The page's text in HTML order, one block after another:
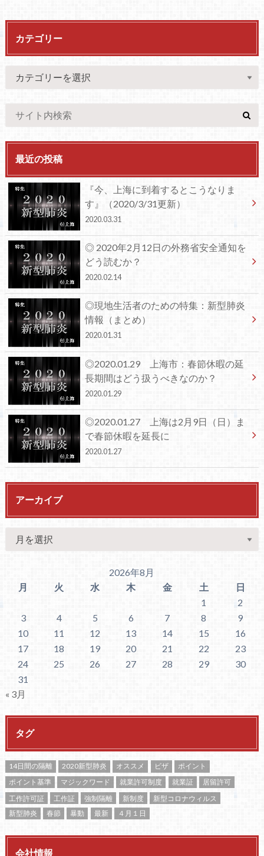
カテゴリー
最近の投稿
『今、上海に到着するとこうなりま
す』（2020/3/31更新）
2020.03.31
◎ 2020年2月12日の外務省安全通知を
どう読むか？
2020.02.14
◎現地生活者のための特集：新型肺炎
情報（まとめ）
2020.01.31
◎2020.01.29 上海市：春節休暇の延
長期間はどう扱うべきなのか？
2020.01.29
◎2020.01.27 上海は2月9日（日）ま
で春節休暇を延長に
2020.01.27
アーカイブ
2026年8月
月
火 水 木 金 土
日
1
2
3
4 5 6 7 8
9
10
11 12 13 14 15
16
17
18 19 20 21 22
23
24
25 26 27 28 29
30
31
« 3月
タグ
14日間の隔離 2020新型肺炎 オススメ ビザ
ポイント
ポイント基準
マジックワード 就業許可制度 就業証
居留許可
工作許可証
工作証 強制隔離 新制度
新型コロナウィルス
新型肺炎
春節 暴動 最新 ４月１日
会社情報